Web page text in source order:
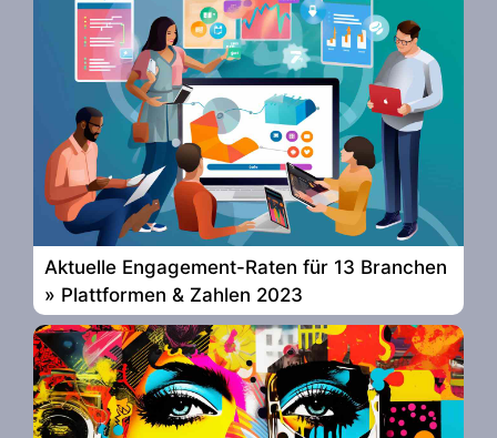
Aktuelle Engagement-Raten für 13 Branchen
» Plattformen & Zahlen 2023